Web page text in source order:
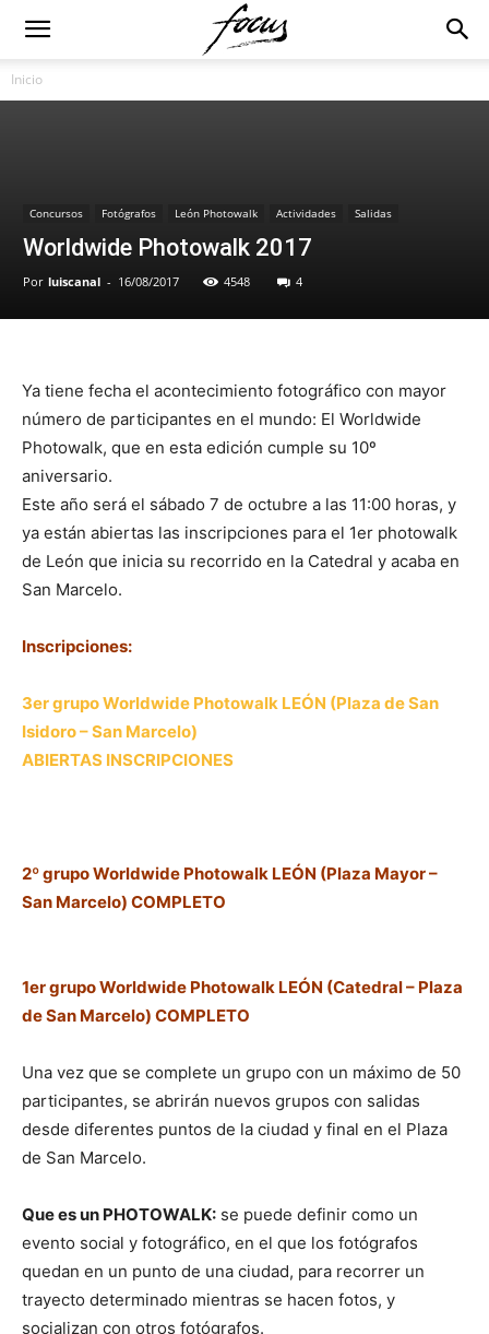
Inicio
Concursos Fotógrafos León Photowalk Actividades Salidas
Worldwide Photowalk 2017
Por luiscanal - 16/08/2017 4548 4
Ya tiene fecha el acontecimiento fotográfico con mayor
número de participantes en el mundo: El Worldwide
Photowalk, que en esta edición cumple su 10º
aniversario.
Este año será el sábado 7 de octubre a las 11:00 horas, y
ya están abiertas las inscripciones para el 1er photowalk
de León que inicia su recorrido en la Catedral y acaba en
San Marcelo.
Inscripciones:
3er grupo Worldwide Photowalk LEÓN (Plaza de San
Isidoro – San Marcelo)
ABIERTAS INSCRIPCIONES
2º grupo Worldwide Photowalk LEÓN (Plaza Mayor –
San Marcelo) COMPLETO
1er grupo Worldwide Photowalk LEÓN (Catedral – Plaza
de San Marcelo) COMPLETO
Una vez que se complete un grupo con un máximo de 50
participantes, se abrirán nuevos grupos con salidas
desde diferentes puntos de la ciudad y final en el Plaza
de San Marcelo.
Que es un PHOTOWALK: se puede definir como un
evento social y fotográfico, en el que los fotógrafos
quedan en un punto de una ciudad, para recorrer un
trayecto determinado mientras se hacen fotos, y
socializan con otros fotógrafos.